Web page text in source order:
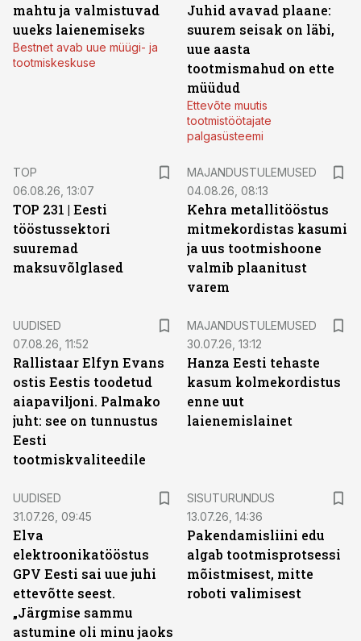
mahtu ja valmistuvad
uueks laienemiseks
Bestnet avab uue müügi- ja
tootmiskeskuse
Juhid avavad plaane:
suurem seisak on läbi,
uue aasta
tootmismahud on ette
müüdud
Ettevõte muutis
tootmistöötajate
palgasüsteemi
TOP
06.08.26, 13:07
TOP 231 | Eesti
tööstussektori
suuremad
maksuvõlglased
MAJANDUSTULEMUSED
04.08.26, 08:13
Kehra metallitööstus
mitmekordistas kasumi
ja uus tootmishoone
valmib plaanitust
varem
UUDISED
07.08.26, 11:52
Rallistaar Elfyn Evans
ostis Eestis toodetud
aiapaviljoni. Palmako
juht: see on tunnustus
Eesti
tootmiskvaliteedile
MAJANDUSTULEMUSED
30.07.26, 13:12
Hanza Eesti tehaste
kasum kolmekordistus
enne uut
laienemislainet
UUDISED
31.07.26, 09:45
Elva
elektroonikatööstus
GPV Eesti sai uue juhi
ettevõtte seest.
„Järgmise sammu
astumine oli minu jaoks
SISUTURUNDUS
13.07.26, 14:36
Pakendamisliini edu
algab tootmisprotsessi
mõistmisest, mitte
roboti valimisest